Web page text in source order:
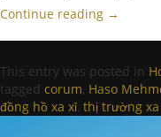
Continue reading →
This entry was posted in
tagged corum, Haso
đồng hồ xa xỉ, thị trường xa